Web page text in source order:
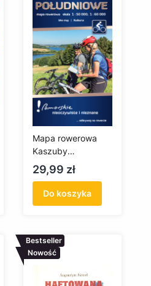
Mapa rowerowa
Kaszuby
Południowe
(laminowana -
edycja 2022)
Cena
29,99 zł
Do koszyka
Bestseller
Nowość